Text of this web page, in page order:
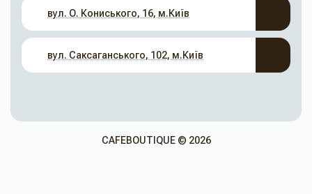
вул. О. Кониського, 16, м.Київ
вул. Саксаганського, 102, м.Київ
CAFEBOUTIQUE © 2026